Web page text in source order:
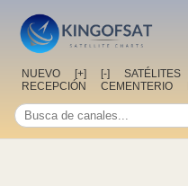
NUEVO [+] [-] SATÉLITES
RECEPCIÓN
CEMENTERIO